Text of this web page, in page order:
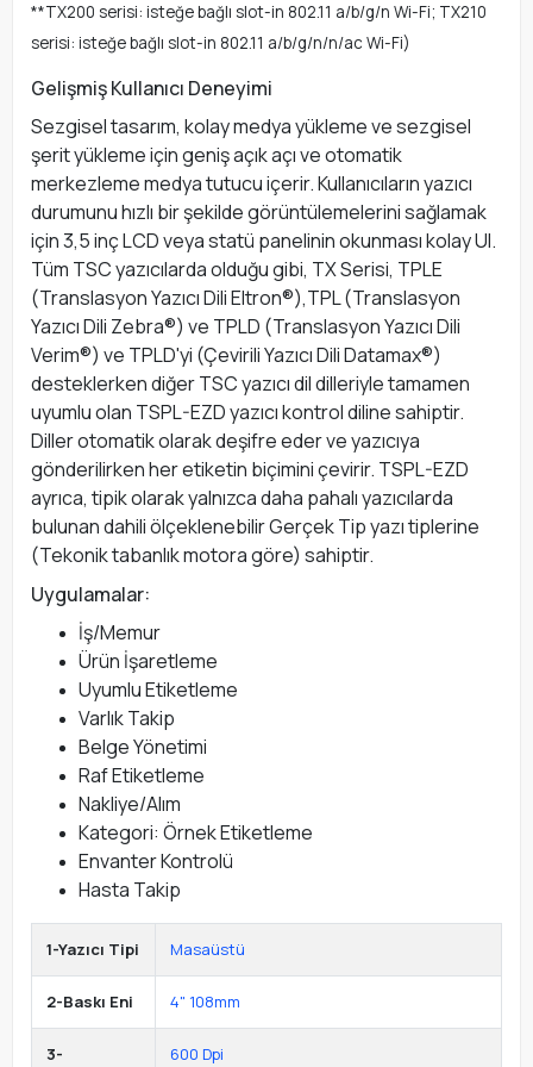
**TX200 serisi: isteğe bağlı slot-in 802.11 a/b/g/n Wi-Fi; TX210
serisi: isteğe bağlı slot-in 802.11 a/b/g/n/n/ac Wi-Fi)
Gelişmiş Kullanıcı Deneyimi
Sezgisel tasarım, kolay medya yükleme ve sezgisel
şerit yükleme için geniş açık açı ve otomatik
merkezleme medya tutucu içerir. Kullanıcıların yazıcı
durumunu hızlı bir şekilde görüntülemelerini sağlamak
için 3,5 inç LCD veya statü panelinin okunması kolay UI.
Tüm TSC yazıcılarda olduğu gibi, TX Serisi, TPLE
(Translasyon Yazıcı Dili Eltron®),TPL (Translasyon
Yazıcı Dili Zebra®) ve TPLD (Translasyon Yazıcı Dili
Verim®) ve TPLD'yi (Çevirili Yazıcı Dili Datamax®)
desteklerken diğer TSC yazıcı dil dilleriyle tamamen
uyumlu olan TSPL-EZD yazıcı kontrol diline sahiptir.
Diller otomatik olarak deşifre eder ve yazıcıya
gönderilirken her etiketin biçimini çevirir. TSPL-EZD
ayrıca, tipik olarak yalnızca daha pahalı yazıcılarda
bulunan dahili ölçeklenebilir Gerçek Tip yazı tiplerine
(Tekonik tabanlık motora göre) sahiptir.
Uygulamalar:
İş/Memur
Ürün İşaretleme
Uyumlu Etiketleme
Varlık Takip
Belge Yönetimi
Raf Etiketleme
Nakliye/Alım
Kategori: Örnek Etiketleme
Envanter Kontrolü
Hasta Takip
1-Yazıcı Tipi Masaüstü
2-Baskı Eni 4" 108mm
3-
600 Dpi